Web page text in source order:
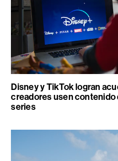
Disney y TikTok logran
creadores usen contenido
series